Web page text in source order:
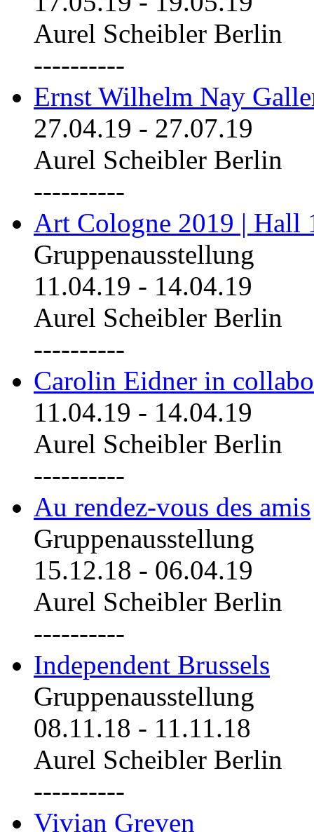
Aurel Scheibler Berlin
----------
Ernst Wilhelm Nay
27.04.19 - 27.07.19
Aurel Scheibler Berlin
----------
Art Cologne 2019 | Hall
Gruppenausstellung
11.04.19 - 14.04.19
Aurel Scheibler Berlin
----------
Carolin Eidner in
11.04.19 - 14.04.19
Aurel Scheibler Berlin
----------
Au rendez-vous des amis
Gruppenausstellung
15.12.18 - 06.04.19
Aurel Scheibler Berlin
----------
Independent Brussels
Gruppenausstellung
08.11.18 - 11.11.18
Aurel Scheibler Berlin
----------
Vivian Greven